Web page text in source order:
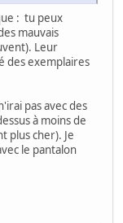
: tu peux
mauvais
Leur
des exemplaires
pas avec des
à moins de
plus cher). Je
le pantalon